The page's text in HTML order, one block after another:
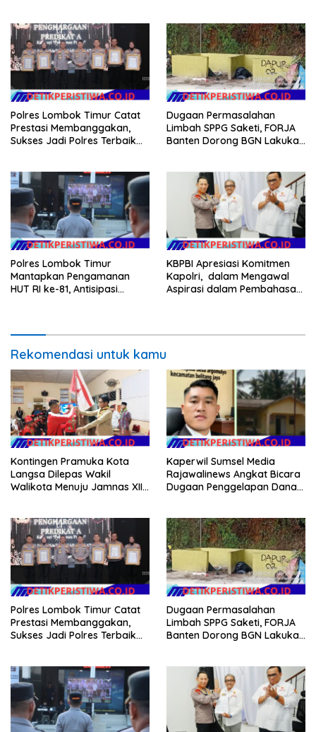
Hilang 3 Bulan Bawa
Anggaran Pembangunan
Polres Lombok Timur Catat
Prestasi Membanggakan,
Sukses Jadi Polres Terbaik
Dugaan Permasalahan
Limbah SPPG Saketi, FORJA
Banten Dorong BGN Lakukan
Polres Lombok Timur
Mantapkan Pengamanan
HUT RI ke-81, Antisipasi
KBPBI Apresiasi Komitmen
Kapolri, dalam Mengawal
Aspirasi dalam Pembahasan
Rekomendasi untuk kamu
Kontingen Pramuka Kota
Langsa Dilepas Wakil
Walikota Menuju Jamnas XII
Kaperwil Sumsel Media
Rajawalinews Angkat Bicara
Dugaan Penggelapan Dana
Hilang 3 Bulan Bawa
Anggaran Pembangunan
Polres Lombok Timur Catat
Prestasi Membanggakan,
Sukses Jadi Polres Terbaik
Dugaan Permasalahan
Limbah SPPG Saketi, FORJA
Banten Dorong BGN Lakukan